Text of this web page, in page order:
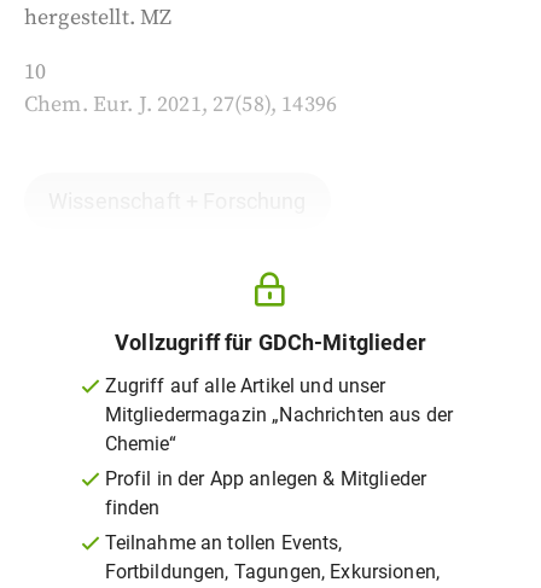
hergestellt. MZ
10
Chem. Eur. J. 2021, 27(58), 14396
Vollzugriff für GDCh-Mitglieder
Zugriff auf alle Artikel und unser
Mitgliedermagazin „Nachrichten aus der
Chemie“
Profil in der App anlegen & Mitglieder
finden
Teilnahme an tollen Events,
Fortbildungen, Tagungen, Exkursionen,